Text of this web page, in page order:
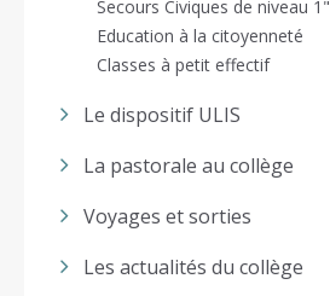
Secours Civiques de niveau 1"
Education à la citoyenneté
Classes à petit effectif
Le dispositif ULIS
La pastorale au collège
Voyages et sorties
Les actualités du collège